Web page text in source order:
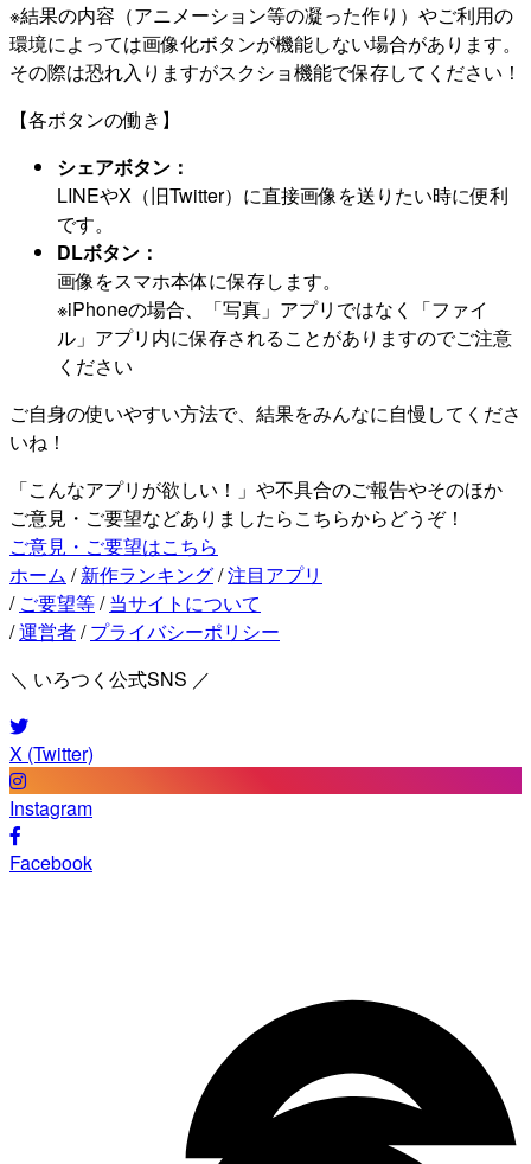
※結果の内容（アニメーション等の凝った作り）やご利用の
環境によっては画像化ボタンが機能しない場合があります。
その際は恐れ入りますがスクショ機能で保存してください！
【各ボタンの働き】
シェアボタン：
LINEやX（旧Twitter）に直接画像を送りたい時に便利
です。
DLボタン：
画像をスマホ本体に保存します。
※iPhoneの場合、「写真」アプリではなく「ファイ
ル」アプリ内に保存されることがありますのでご注意
ください
ご自身の使いやすい方法で、結果をみんなに自慢してくださ
いね！
「こんなアプリが欲しい！」や不具合のご報告やそのほか
ご意見・ご要望などありましたらこちらからどうぞ！
ご意見・ご要望はこちら
ホーム / 新作ランキング/注目アプリ
/ ご要望等/ 当サイトについて
/運営者/ プライバシーポリシー
＼ いろつく公式SNS ／
X (Twitter)
Instagram
Facebook